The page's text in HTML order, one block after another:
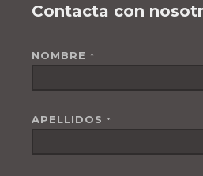
Contacta con
NOMBRE *
APELLIDOS *